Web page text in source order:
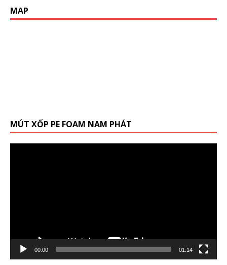
MAP
MÚT XỐP PE FOAM NAM PHÁT
00:00 01:14